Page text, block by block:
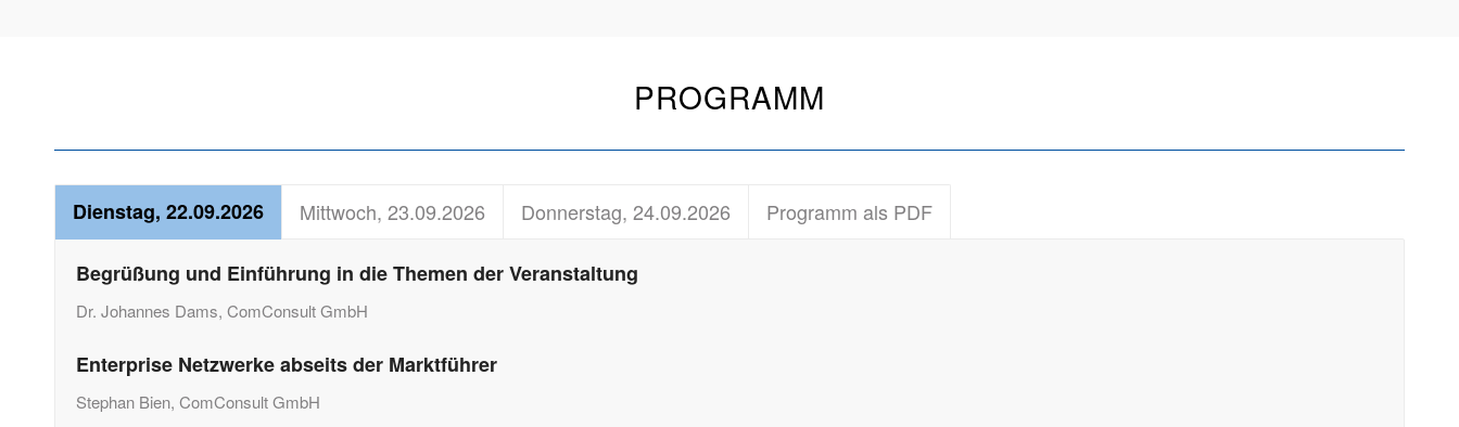
PROGRAMM
Dienstag, 22.09.2026 Mittwoch, 23.09.2026 Donnerstag, 24.09.2026 Programm als PDF
Begrüßung und Einführung in die Themen der Veranstaltung
Dr. Johannes Dams, ComConsult GmbH
Enterprise Netzwerke abseits der Marktführer
Stephan Bien, ComConsult GmbH